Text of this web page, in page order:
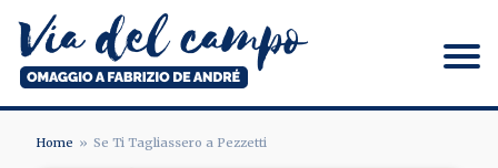
contenuto
principale
Via del campo
Home Se Ti Tagliassero a Pezzetti